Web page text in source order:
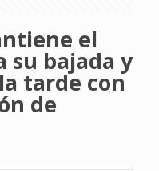
el
su bajada y
tarde con
de